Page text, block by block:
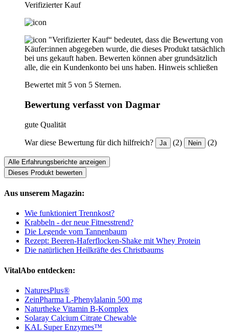
Verifizierter Kauf
"Verifizierter Kauf“ bedeutet, dass die Bewertung von
Käufer:innen abgegeben wurde, die dieses Produkt tatsächlich
bei uns gekauft haben. Bewerten können aber grundsätzlich
alle, die ein Kundenkonto bei uns haben. Hinweis schließen
Bewertet mit 5 von 5 Sternen.
Bewertung verfasst von Dagmar
gute Qualität
War diese Bewertung für dich hilfreich? Ja (2) Nein (2)
Alle Erfahrungsberichte anzeigen
Dieses Produkt bewerten
Aus unserem Magazin:
Wie funktioniert Trennkost?
Krabbeln - der neue Fitnesstrend?
Die Legende vom Tannenbaum
Rezept: Beeren-Haferflocken-Shake mit Whey Protein
Die natürlichen Heilkräfte des Christbaums
VitalAbo entdecken:
NaturesPlus®
ZeinPharma L-Phenylalanin 500 mg
Naturtheke Vitamin B-Komplex
Solaray Calcium Citrate Chewable
KAL Super Enzymes™